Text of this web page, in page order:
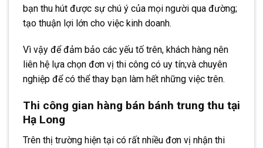
bạn thu hút được sự chú ý của mọi người qua đường;
tạo thuận lợi lớn cho việc kinh doanh.
Vì vậy để đảm bảo các yếu tố trên, khách hàng nên
liên hệ lựa chọn đơn vị thi công có uy tín;và chuyên
nghiệp để có thể thay bạn làm hết những việc trên.
Thi công gian hàng bán bánh trung thu tại
Hạ Long
Trên thị trường hiện tại có rất nhiều đơn vị nhận thi